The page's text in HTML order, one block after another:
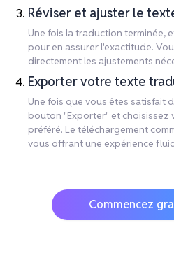
Réviser et ajuster le
Une fois la traduction terminée,
pour en assurer l'exactitude.
directement les ajustements
Exporter votre texte
Une fois que vous êtes satisfait
bouton "Exporter" et choisissez
préféré. Le téléchargement
vous offrant une expérience
Commencez